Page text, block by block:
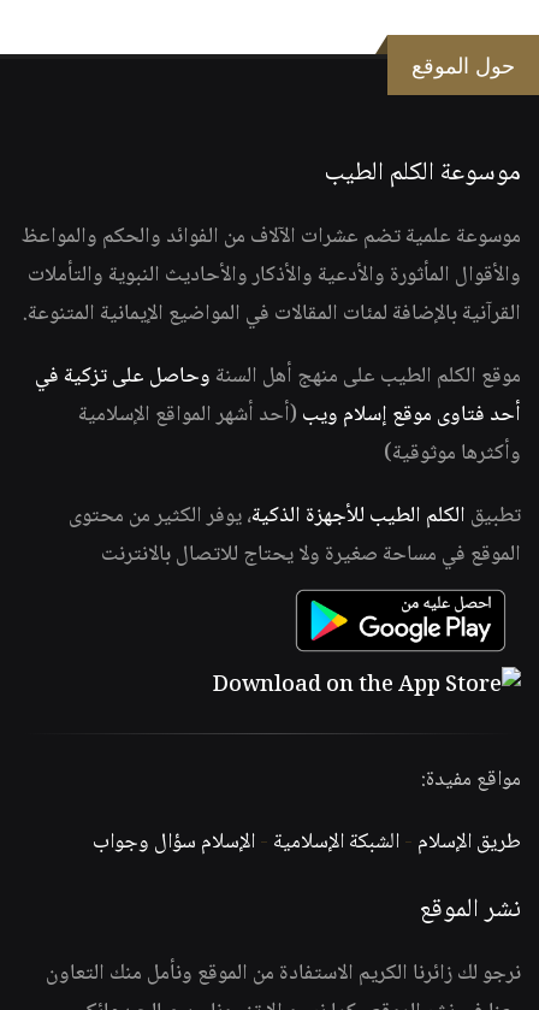
حول الموقع
موسوعة الكلم الطيب
موسوعة علمية تضم عشرات الآلاف من الفوائد والحكم والمواعظ
والأقوال المأثورة والأدعية والأذكار والأحاديث النبوية والتأملات
القرآنية بالإضافة لمئات المقالات في المواضيع الإيمانية المتنوعة.
موقع الكلم الطيب على منهج أهل السنة وحاصل على تزكية في
أحد فتاوى موقع إسلام ويب (أحد أشهر المواقع الإسلامية
وأكثرها موثوقية)
تطبيق الكلم الطيب للأجهزة الذكية، يوفر الكثير من محتوى
الموقع في مساحة صغيرة ولا يحتاج للاتصال بالانترنت
مواقع مفيدة:
طريق الإسلام -الشبكة الإسلامية -الإسلام سؤال وجواب
نشر الموقع
نرجو لك زائرنا الكريم الاستفادة من الموقع ونأمل منك التعاون